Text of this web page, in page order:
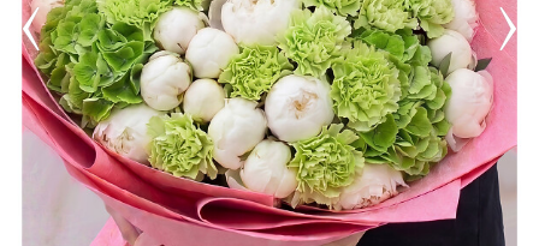
Коллекции!!!
Розы
Подарки